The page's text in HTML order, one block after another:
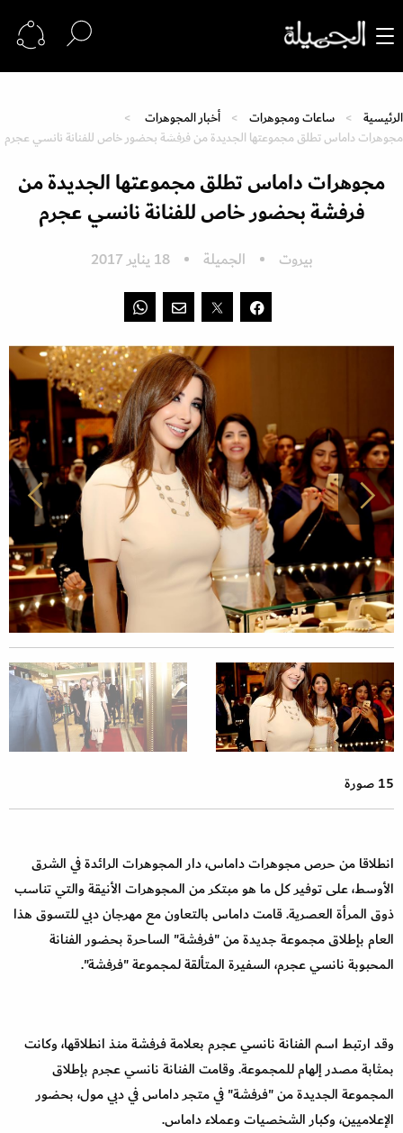
الرئيسية ساعات ومجوهرات
أخبار المجوهرات
مجوهرات داماس تطلق مجموعتها الجديدة من فرفشة بحضور خاص للفنانة نانسي عجرم
مجوهرات داماس تطلق مجموعتها الجديدة من
فرفشة بحضور خاص للفنانة نانسي عجرم
بيروت الجميلة 18 يناير 2017
15 صورة
انطلاقا من حرص مجوهرات داماس، دار المجوهرات الرائدة في الشرق
الأوسط، على توفير كل ما هو مبتكر من المجوهرات الأنيقة والتي تناسب
ذوق المرأة العصرية.قامت داماس بالتعاون مع مهرجان دبي للتسوق هذا
العام بإطلاق مجموعة جديدة من "فرفشة" الساحرة بحضور الفنانة
المحبوبة نانسي عجرم، السفيرةالمتألقة لمجموعة "فرفشة".
وقد ارتبط اسم الفنانة نانسي عجرم بعلامة فرفشة منذ انطلاقها، وكانت
بمثابة مصدر إلهام للمجموعة.وقامت الفنانة نانسي عجرم بإطلاق
المجموعة الجديدة من "فرفشة" في متجر داماس في دبي مول، بحضور
الإعلاميين، وكبار الشخصيات وعملاء داماس.